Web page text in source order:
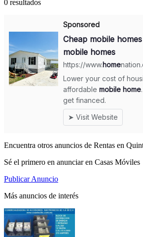
0 resultados
Encuentra otros anuncios de Rentas en
Sé el primero en anunciar en Casas Móviles
Publicar Anuncio
Más anuncios de interés